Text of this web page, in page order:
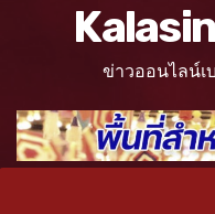
ข่าวออนไลน์เ